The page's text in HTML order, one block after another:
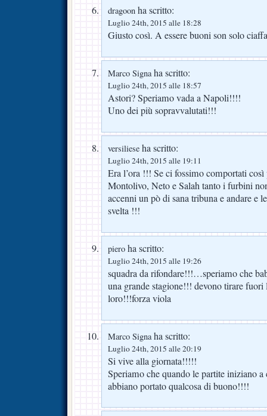
dragoon ha scritto:
Luglio 24th, 2015 alle 18:28
Giusto così. A essere buoni son solo
Marco Signaha scritto:
Luglio 24th, 2015 alle 18:57
Astori? Speriamo vada a Napoli!!!!
Uno dei più sopravvalutati!!!
versiliese ha scritto:
Luglio 24th, 2015 alle 19:11
Era l’ora !!! Se ci fossimo comportati
Montolivo, Neto e Salah tanto i furbini
accenni un pò di sana tribuna e andare e
svelta !!!
piero ha scritto:
Luglio 24th, 2015 alle 19:26
squadra da rifondare!!!…speriamo che
una grande stagione!!! devono tirare
loro!!!forza viola
Marco Signaha scritto:
Luglio 24th, 2015 alle 20:19
Si vive alla giornata!!!!!
Speriamo che quando le partite iniziano a
abbiano portato qualcosa di buono!!!!